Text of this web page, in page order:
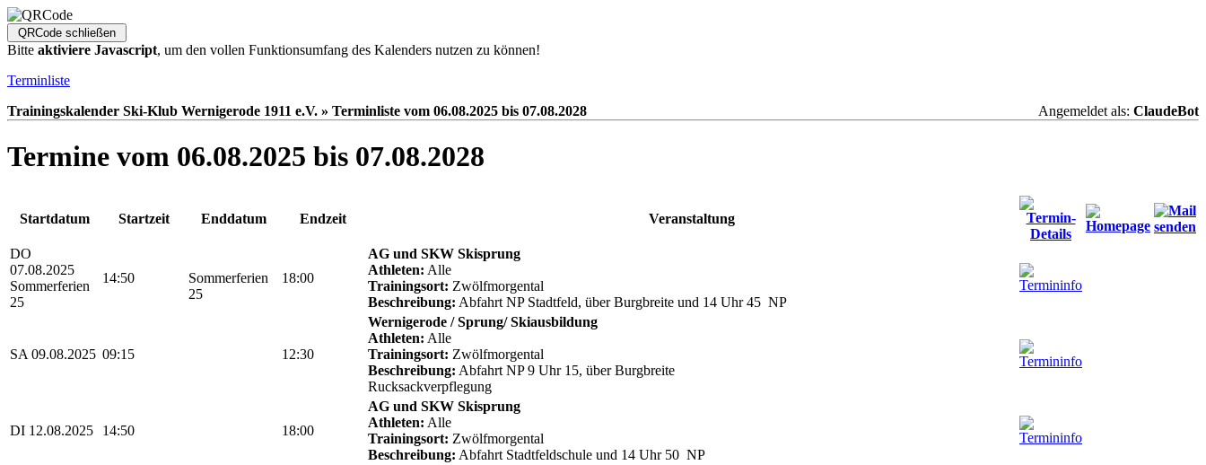
Bitte aktiviere Javascript, um den vollen Funktionsumfang des Kalenders nutzen zu können!
Terminliste
Trainingskalender Ski-Klub Wernigerode 1911 e.V. » Terminliste vom 06.08.2025 bis 07.08.2028
Angemeldet als: ClaudeBot
Termine vom 06.08.2025 bis 07.08.2028
Startdatum Startzeit Enddatum Endzeit Veranstaltung
DO
07.08.2025
Sommerferien
25
14:50
Sommerferien
25
18:00
AG und SKW Skisprung
Athleten: Alle
Trainingsort: Zwölfmorgental
Beschreibung: Abfahrt NP Stadtfeld, über Burgbreite und 14 Uhr 45 NP
SA 09.08.2025 09:15 12:30
Wernigerode / Sprung/ Skiausbildung
Athleten: Alle
Trainingsort: Zwölfmorgental
Beschreibung: Abfahrt NP 9 Uhr 15, über Burgbreite
Rucksackverpflegung
DI 12.08.2025 14:50 18:00
AG und SKW Skisprung
Athleten: Alle
Trainingsort: Zwölfmorgental
Beschreibung: Abfahrt Stadtfeldschule und 14 Uhr 50 NP